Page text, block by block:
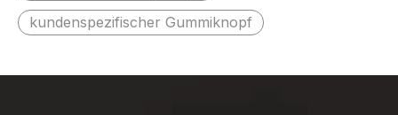
kundenspezifischer Gummiknopf